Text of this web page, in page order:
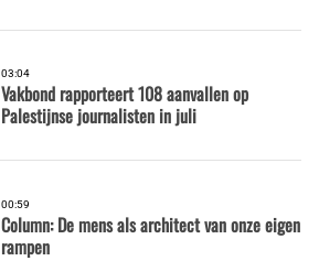
03:04
Vakbond rapporteert 108 aanvallen op
Palestijnse journalisten in juli
00:59
Column: De mens als architect van onze eigen
rampen